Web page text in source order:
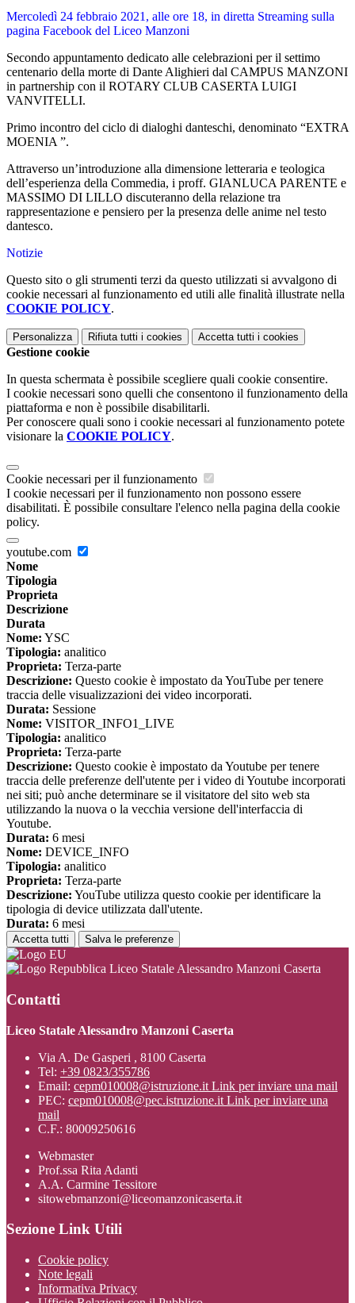
Mercoledì 24 febbraio 2021, alle ore 18, in diretta Streaming sulla
pagina Facebook del Liceo Manzoni
Secondo appuntamento dedicato alle celebrazioni per il settimo
centenario della morte di Dante Alighieri dal CAMPUS MANZONI
in partnership con il ROTARY CLUB CASERTA LUIGI
VANVITELLI.
Primo incontro del ciclo di dialoghi danteschi, denominato “EXTRA
MOENIA ”.
Attraverso un’introduzione alla dimensione letteraria e teologica
dell’esperienza della Commedia, i proff. GIANLUCA PARENTE e
MASSIMO DI LILLO discuteranno della relazione tra
rappresentazione e pensiero per la presenza delle anime nel testo
dantesco.
Notizie
Questo sito o gli strumenti terzi da questo utilizzati si avvalgono di
cookie necessari al funzionamento ed utili alle finalità illustrate nella
COOKIE POLICY.
Personalizza Rifiuta tutti i cookies Accetta tutti i cookies
Gestione cookie
In questa schermata è possibile scegliere quali cookie consentire.
I cookie necessari sono quelli che consentono il funzionamento della
piattaforma e non è possibile disabilitarli.
Per conoscere quali sono i cookie necessari al funzionamento potete
visionare la COOKIE POLICY.
Cookie necessari per il funzionamento
I cookie necessari per il funzionamento non possono essere
disabilitati. È possibile consultare l'elenco nella pagina della cookie
policy.
youtube.com
Nome
Tipologia
Proprieta
Descrizione
Durata
Nome: YSC
Tipologia: analitico
Proprieta: Terza-parte
Descrizione: Questo cookie è impostato da YouTube per tenere
traccia delle visualizzazioni dei video incorporati.
Durata: Sessione
Nome: VISITOR_INFO1_LIVE
Tipologia: analitico
Proprieta: Terza-parte
Descrizione: Questo cookie è impostato da Youtube per tenere
traccia delle preferenze dell'utente per i video di Youtube incorporati
nei siti; può anche determinare se il visitatore del sito web sta
utilizzando la nuova o la vecchia versione dell'interfaccia di
Youtube.
Durata: 6 mesi
Nome: DEVICE_INFO
Tipologia: analitico
Proprieta: Terza-parte
Descrizione: YouTube utilizza questo cookie per identificare la
tipologia di device utilizzata dall'utente.
Durata: 6 mesi
Accetta tutti Salva le preferenze
Liceo Statale Alessandro Manzoni Caserta
Contatti
Liceo Statale Alessandro Manzoni Caserta
Via A. De Gasperi , 8100 Caserta
Tel: +39 0823/355786
Email: cepm010008@istruzione.it Link per inviare una mail
PEC: cepm010008@pec.istruzione.it Link per inviare una
mail
C.F.: 80009250616
Webmaster
Prof.ssa Rita Adanti
A.A. Carmine Tessitore
sitowebmanzoni@liceomanzonicaserta.it
Sezione Link Utili
Cookie policy
Note legali
Informativa Privacy